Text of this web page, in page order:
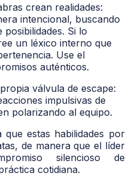
crean realidades:
intencional, buscando
Si lo
un léxico interno que
Use el
auténticos.
válvula de escape:
impulsivas de
polarizando al equipo.
estas habilidades por
de manera que el líder
silencioso de
cotidiana.